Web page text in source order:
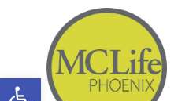
Open toolbar